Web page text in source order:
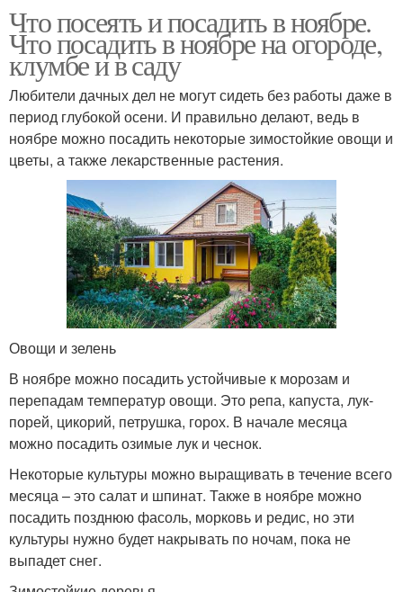
Что посеять и посадить в ноябре.
Что посадить в ноябре на огороде,
клумбе и в саду
Любители дачных дел не могут сидеть без работы даже в
период глубокой осени. И правильно делают, ведь в
ноябре можно посадить некоторые зимостойкие овощи и
цветы, а также лекарственные растения.
Овощи и зелень
В ноябре можно посадить устойчивые к морозам и
перепадам температур овощи. Это репа, капуста, лук-
порей, цикорий, петрушка, горох. В начале месяца
можно посадить озимые лук и чеснок.
Некоторые культуры можно выращивать в течение всего
месяца – это салат и шпинат. Также в ноябре можно
посадить позднюю фасоль, морковь и редис, но эти
культуры нужно будет накрывать по ночам, пока не
выпадет снег.